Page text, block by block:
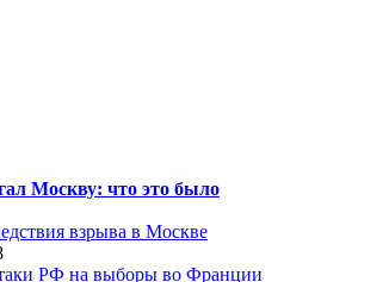
Москву: что это было
взрыва в Москве
РФ на выборы во Франции